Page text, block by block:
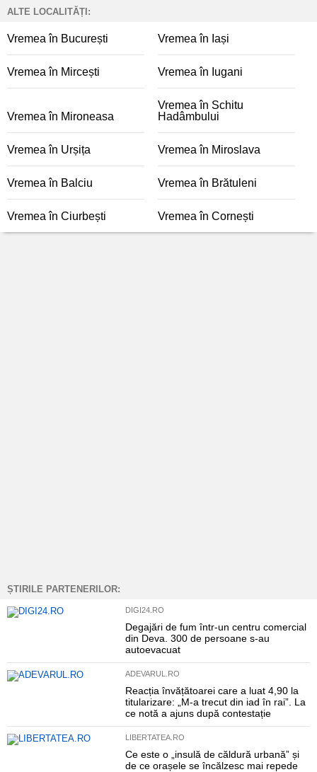
ALTE LOCALITĂȚI:
Vremea în București Vremea în Iași
Vremea în Mircești Vremea în Iugani
Vremea în Mironeasa
Vremea în Schitu
Hadâmbului
Vremea în Urșița Vremea în Miroslava
Vremea în Balciu Vremea în Brătuleni
Vremea în Ciurbești Vremea în Cornești
ȘTIRILE PARTENERILOR:
DIGI24.RO
Degajări de fum într-un centru comercial
din Deva. 300 de persoane s-au
autoevacuat
ADEVARUL.RO
Reacția învățătoarei care a luat 4,90 la
titularizare: „M-a trecut din iad în rai”. La
ce notă a ajuns după contestație
LIBERTATEA.RO
Ce este o „insulă de căldură urbană” și
de ce orașele se încălzesc mai repede